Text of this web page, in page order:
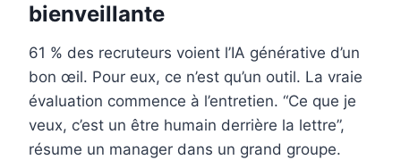
bienveillante
61 % des recruteurs voient l’IA générative d’un
bon œil. Pour eux, ce n’est qu’un outil. La vraie
évaluation commence à l’entretien. “Ce que je
veux, c’est un être humain derrière la lettre”,
résume un manager dans un grand groupe.